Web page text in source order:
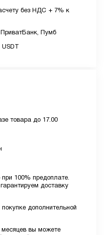
та умови компанії
товара до 17.00
100% предоплате.
доставку
покупке дополнительной
месяцев вы можете
без НДС + 7% к
Пумб